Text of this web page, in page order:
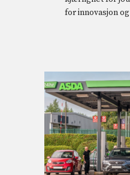
for innovasjon